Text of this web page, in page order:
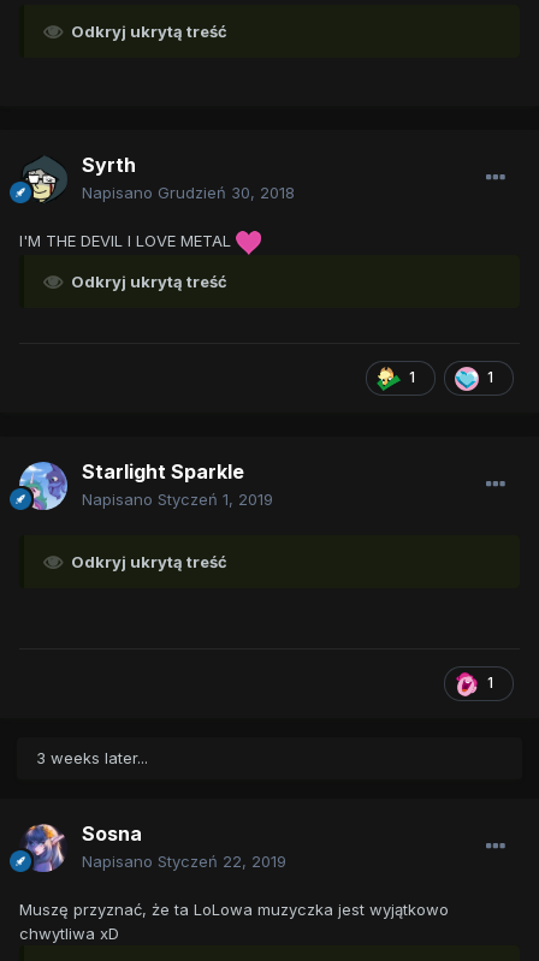
Odkryj ukrytą treść
Syrth
Napisano Grudzień 30, 2018
I'M THE DEVIL I LOVE METAL
Odkryj ukrytą treść
1 1
Starlight Sparkle
Napisano Styczeń 1, 2019
Odkryj ukrytą treść
1
3 weeks later...
Sosna
Napisano Styczeń 22, 2019
Muszę przyznać, że ta LoLowa muzyczka jest wyjątkowo
chwytliwa xD